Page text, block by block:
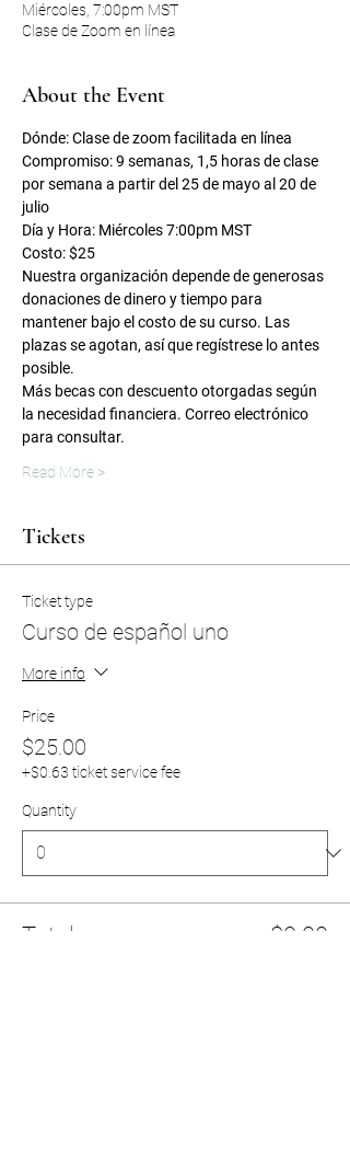
Miércoles, 7:00pm MST
Clase de Zoom en línea
About the Event
Dónde: Clase de zoom facilitada en línea
Compromiso: 9 semanas, 1,5 horas de clase
por semana a partir del 25 de mayo al 20 de
julio
Día y Hora: Miércoles 7:00pm MST
Costo: $25
Nuestra organización depende de generosas
donaciones de dinero y tiempo para
mantener bajo el costo de su curso. Las
plazas se agotan, así que regístrese lo antes
posible.
Más becas con descuento otorgadas según
la necesidad financiera. Correo electrónico
para consultar.
Read More >
Tickets
Ticket type
Curso de español uno
More info
Price
$25.00
+$0.63 ticket service fee
Quantity
Total $0.00